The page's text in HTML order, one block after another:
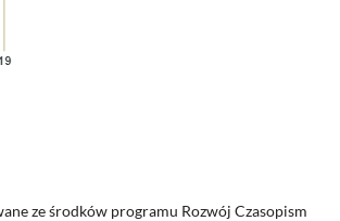
ze środków programu Rozwój Czasopism